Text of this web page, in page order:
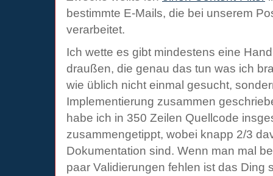
bestimmte E-Mails, die bei unserem
verarbeitet.
Ich wette es gibt mindestens eine
draußen, die genau das tun was ich
wie üblich nicht einmal gesucht,
Implementierung zusammen
habe ich in 350 Zeilen Quellcode
zusammengetippt, wobei knapp 2/3
Dokumentation sind. Wenn man mal
paar Validierungen fehlen ist das Ding